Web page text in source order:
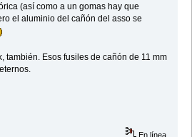
(así como a un gomas hay que
el aluminio del cañón del asso se
también. Esos fusiles de cañón de 11 mm
En línea